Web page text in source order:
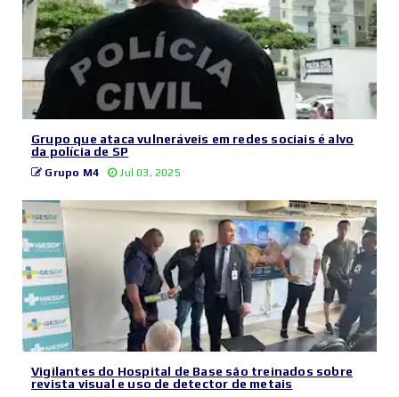
Grupo que ataca vulneráveis em redes sociais é alvo
da polícia de SP
Grupo M4 Jul 03, 2025
Vigilantes do Hospital de Base são treinados sobre
revista visual e uso de detector de metais